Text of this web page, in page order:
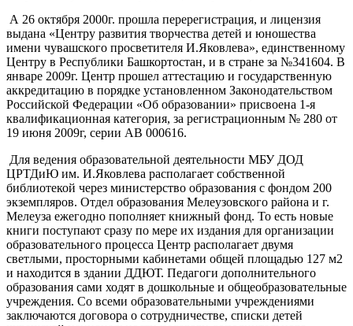
А 26 октября 2000г. прошла перерегистрация, и лицензия
выдана «Центру развития творчества детей и юношества
имени чувашского просветителя И.Яковлева», единственному
Центру в Республики Башкортостан, и в стране за №341604. В
январе 2009г. Центр прошел аттестацию и государственную
аккредитацию в порядке установленном Законодательством
Российской Федерации «Об образовании» присвоена 1-я
квалификационная категория, за регистрационным № 280 от
19 июня 2009г, серии АВ 000616.
Для ведения образовательной деятельности МБУ ДОД
ЦРТДиЮ им. И.Яковлева располагает собственной
библиотекой через министерство образования с фондом 200
экземпляров. Отдел образования Мелеузовского района и г.
Мелеуза ежегодно пополняет книжный фонд. То есть новые
книги поступают сразу по мере их издания для организации
образовательного процесса Центр располагает двумя
светлыми, просторными кабинетами общей площадью 127 м2
и находится в здании ДДЮТ. Педагоги дополнительного
образования сами ходят в дошкольные и общеобразовательные
учреждения. Со всеми образовательными учреждениями
заключаются договора о сотрудничестве, списки детей